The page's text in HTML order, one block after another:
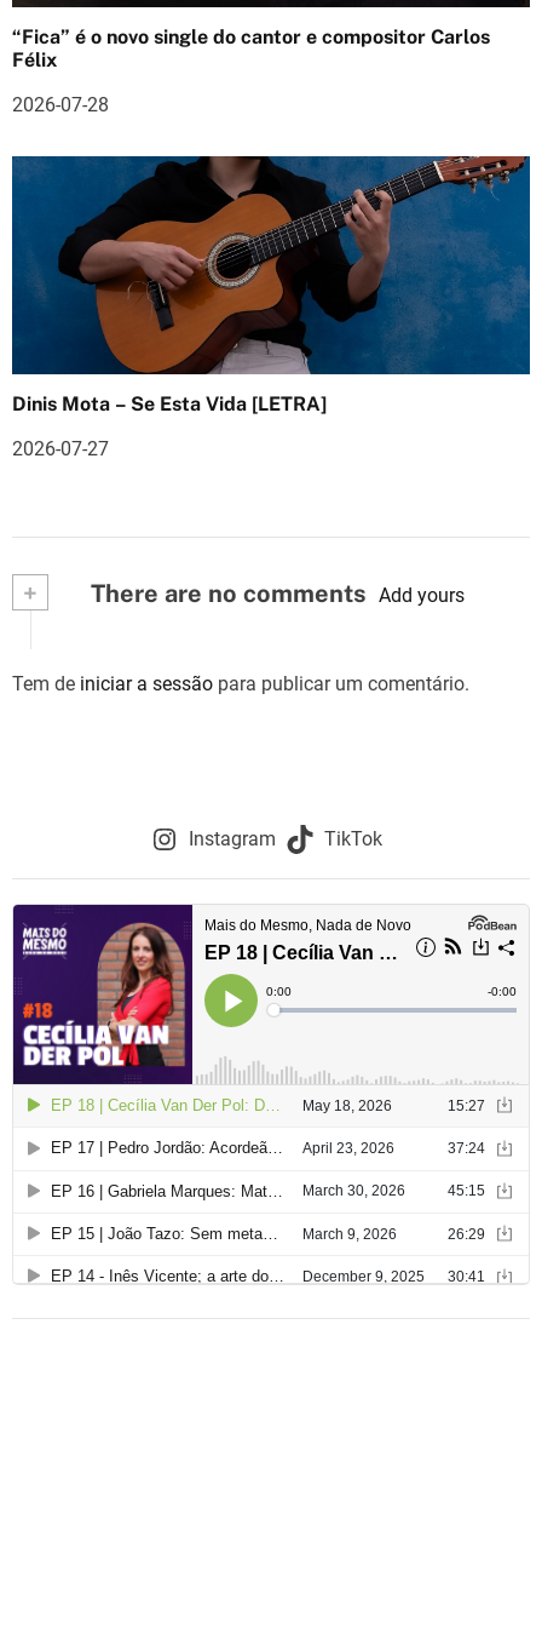
s
“Fica” é o novo single do cantor e compositor Carlos
Félix
2026-07-28
Dinis Mota – Se Esta Vida [LETRA]
2026-07-27
+ There are no comments Add yours
Tem de iniciar a sessão para publicar um comentário.
Instagram TikTok